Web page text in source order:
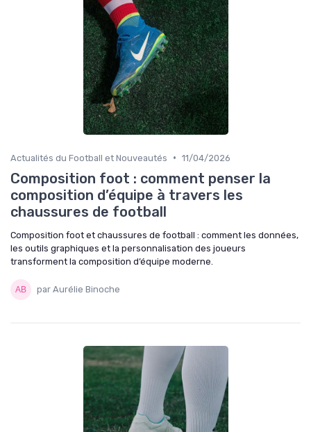
Actualités du Football et Nouveautés • 11/04/2026
Composition foot : comment penser la
composition d’équipe à travers les
chaussures de football
Composition foot et chaussures de football : comment les données,
les outils graphiques et la personnalisation des joueurs
transforment la composition d’équipe moderne.
par Aurélie Binoche